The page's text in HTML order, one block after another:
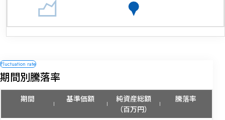
期間別騰落率
期間 基準価額
純資産総額
（百万円）
騰落率